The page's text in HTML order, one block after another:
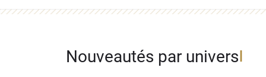
Nouveautés par univers